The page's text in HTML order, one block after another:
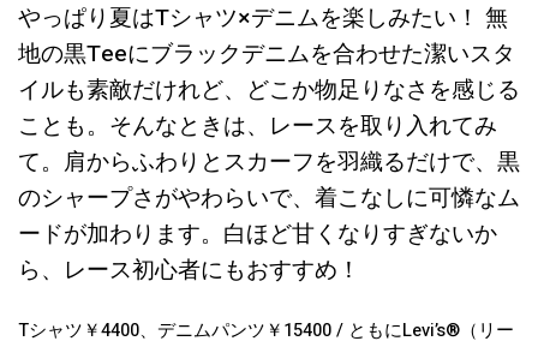
やっぱり夏はTシャツ×デニムを楽しみたい！ 無
地の黒Teeにブラックデニムを合わせた潔いスタ
イルも素敵だけれど、どこか物足りなさを感じる
ことも。そんなときは、レースを取り入れてみ
て。肩からふわりとスカーフを羽織るだけで、黒
のシャープさがやわらいで、着こなしに可憐なム
ードが加わります。白ほど甘くなりすぎないか
ら、レース初心者にもおすすめ！
Tシャツ￥4400、デニムパンツ￥15400 / ともにLevi’s®️（リー